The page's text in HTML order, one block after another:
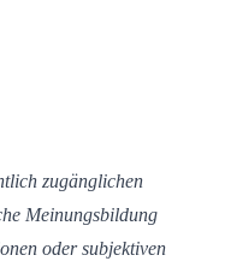
zugänglichen
Meinungsbildung
odersubjektiven